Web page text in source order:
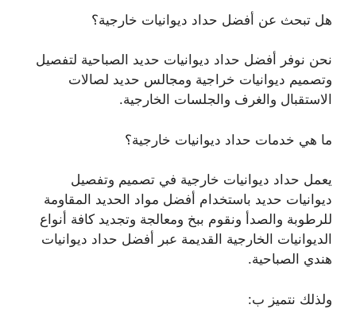
هل تبحث عن أفضل حداد ديوانيات خارجية؟
نحن نوفر أفضل حداد ديوانيات حديد الصباحية لتفصيل
وتصميم ديوانيات خراجية ومجالس حديد لصالات
الاستقبال والغرف والجلسات الخارجية.
ما هي خدمات حداد ديوانيات خارجية؟
يعمل حداد ديوانيات خارجية في تصميم وتفصيل
ديوانيات حديد باستخدام أفضل مواد الحديد المقاومة
للرطوبة والصدأ ونقوم ببخ ومعالجة وتجديد كافة أنواع
الديوانيات الخارجية القديمة عبر أفضل حداد ديوانيات
هندي الصباحية.
ولذلك نتميز ب: